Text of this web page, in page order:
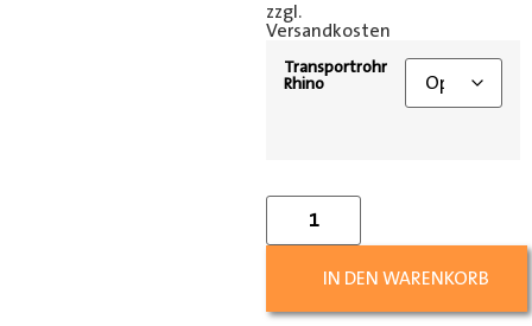
zzgl.
Versandkosten
Transportrohr
Rhino
IN DEN WARENKORB